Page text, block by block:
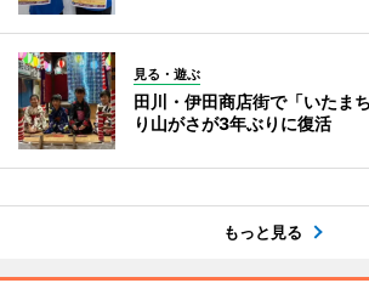
見る・遊ぶ
田川・伊田商店街で「いた
り山がさが3年ぶりに復活
もっと見る